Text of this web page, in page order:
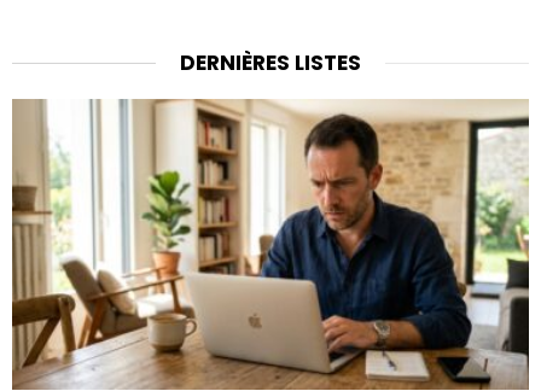
DERNIÈRES LISTES